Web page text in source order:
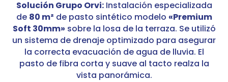
Solución Grupo Orvi:Instalación especializada
de 80 m² de pasto sintético modelo «Premium
Soft 30mm» sobre la losa de la terraza. Se utilizó
un sistema de drenaje optimizado para asegurar
la correcta evacuación de agua de lluvia. El
pasto de fibra corta y suave al tacto realza la
vista panorámica.